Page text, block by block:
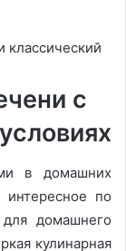
с
в домашних
по
домашнего
кулинарная